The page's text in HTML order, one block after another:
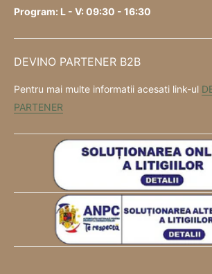
Program: L - V: 09:30 - 16:30
DEVINO PARTENER B2B
Pentru mai multe informatii acesati link-ul
PARTENER